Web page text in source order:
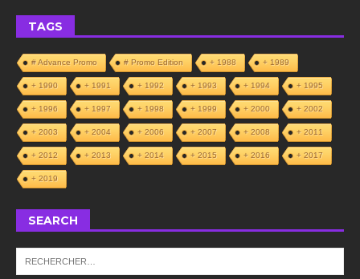
TAGS
# Advance Promo # Promo Edition + 1988 + 1989
+ 1990 + 1991 + 1992 + 1993 + 1994 + 1995
+ 1996 + 1997 + 1998 + 1999 + 2000 + 2002
+ 2003 + 2004 + 2006 + 2007 + 2008 + 2011
+ 2012 + 2013 + 2014 + 2015 + 2016 + 2017
+ 2019
SEARCH